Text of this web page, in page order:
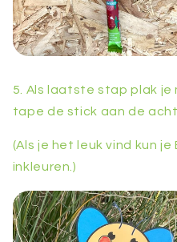
5. Als laatste stap plak
tape de stick aan de
(Als je het leuk vind kun
inkleuren.)